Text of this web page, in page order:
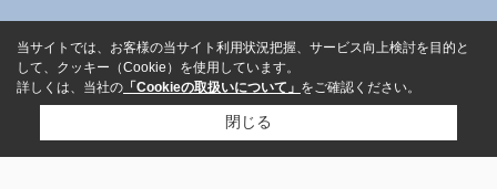
当サイトでは、お客様の当サイト利用状況把握、サービス向上検討を目的と
して、クッキー（Cookie）を使用しています。
詳しくは、当社の 「Cookieの取扱いについて」 をご確認ください。
閉じる